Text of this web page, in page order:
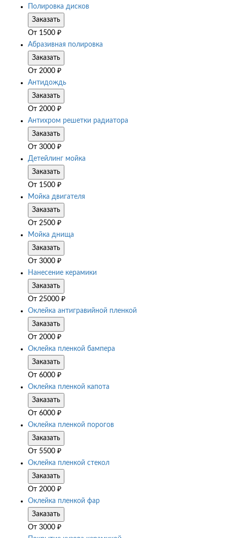
Полировка дисков
Заказать
От 1500 ₽
Абразивная полировка
Заказать
От 2000 ₽
Антидождь
Заказать
От 2000 ₽
Антихром решетки радиатора
Заказать
От 3000 ₽
Детейлинг мойка
Заказать
От 1500 ₽
Мойка двигателя
Заказать
От 2500 ₽
Мойка днища
Заказать
От 3000 ₽
Нанесение керамики
Заказать
От 25000 ₽
Оклейка антигравийной пленкой
Заказать
От 2000 ₽
Оклейка пленкой бампера
Заказать
От 6000 ₽
Оклейка пленкой капота
Заказать
От 6000 ₽
Оклейка пленкой порогов
Заказать
От 5500 ₽
Оклейка пленкой стекол
Заказать
От 2000 ₽
Оклейка пленкой фар
Заказать
От 3000 ₽